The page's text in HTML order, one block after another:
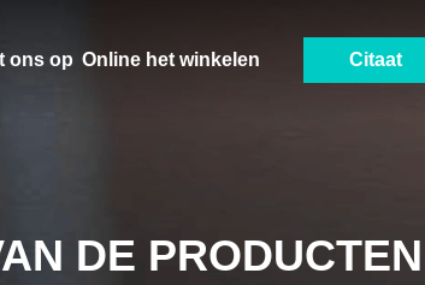
ons op Online het winkelen Citaat
DE PRODUCTEN